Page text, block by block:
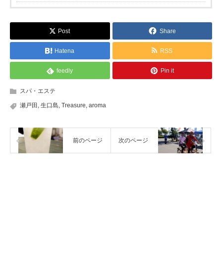
Post Share
Hatena RSS
feedly Pin it
スパ・エステ
瀬戸田 , 生口島, Treasure, aroma
前のページ 次のページ